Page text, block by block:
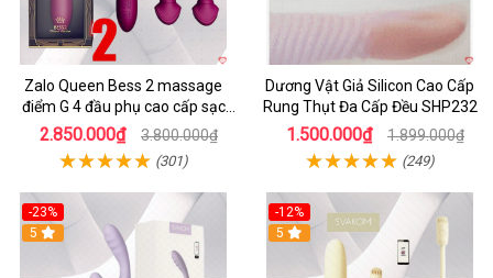
Zalo Queen Bess 2 massage
điểm G 4 đầu phụ cao cấp sạc
tiện lợi
2.850.000₫ 3.800.000₫
(301)
Dương Vật Giả Silicon Cao Cấp
Rung Thụt Đa Cấp Đều SHP232
1.500.000₫ 1.899.000₫
(249)
-23%
5
-12%
5